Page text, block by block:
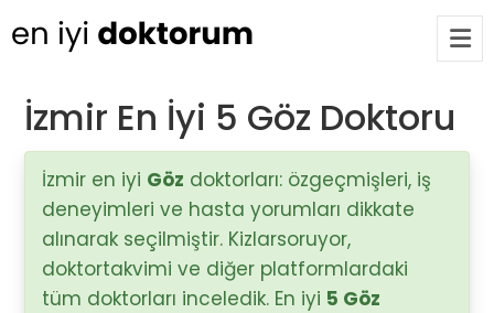
ARA
Op. Dr. Ayşecan Enmutlu
Adana / Seyhan
Doç. Dr. Songül Alemdaroğlu
Adana / Seyhan
İzmir En İyi 5 Göz Doktoru
İzmir en iyi Göz doktorları: özgeçmişleri, iş
deneyimleri ve hasta yorumları dikkate
alınarak seçilmiştir. Kizlarsoruyor,
doktortakvimi ve diğer platformlardaki
tüm doktorları inceledik. En iyi 5 Göz